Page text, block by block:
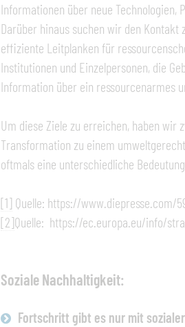
Informationen über neue Technologien,
Darüber hinaus suchen wir den
effiziente Leitplanken für
Institutionen und Einzelpersonen, die
Information über ein ressourcenarmes
Um diese Ziele zu erreichen, haben
Transformation zu einem
oftmals eine unterschiedliche
[1] Quelle: https://www.diepresse.com/
[2]Quelle: https://ec.europa.eu/info/
Soziale Nachhaltigkeit:
Fortschritt gibt es nur mit